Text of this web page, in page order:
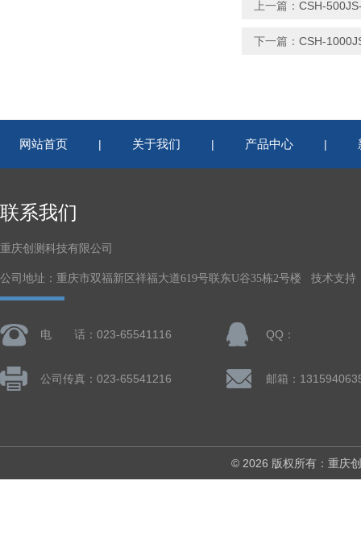
上一篇： CSH-
下一篇： CSH-
网站首页 | 关于我们 | 产品中心 |
联系我们
重庆创测科技有限公司
公司地址：重庆市双福新区祥福大道619号联东U谷35栋2号楼 技术支持
电 话：023-65541116 QQ：
公司传真：023-65541216 邮箱：
© 2026 版权所有：重庆